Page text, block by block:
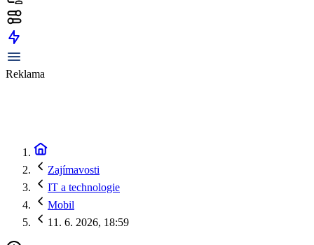
Reklama
Zajímavosti
IT a technologie
Mobil
11. 6. 2026, 18:59